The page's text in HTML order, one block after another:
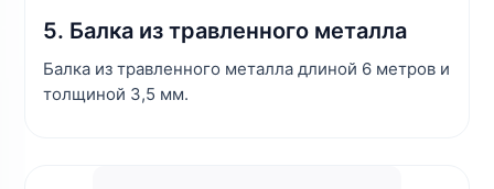
5. Балка из травленного металла
Балка из травленного металла длиной 6 метров и
толщиной 3,5 мм.